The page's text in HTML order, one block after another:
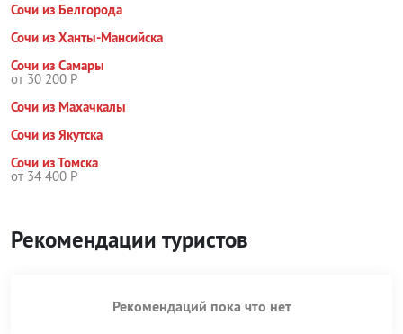
Сочи из Белгорода
Сочи из Ханты-Мансийска
Сочи из Самары
от 30 200 Р
Сочи из Махачкалы
Сочи из Якутска
Сочи из Томска
от 34 400 Р
Рекомендации туристов
Рекомендаций пока что нет